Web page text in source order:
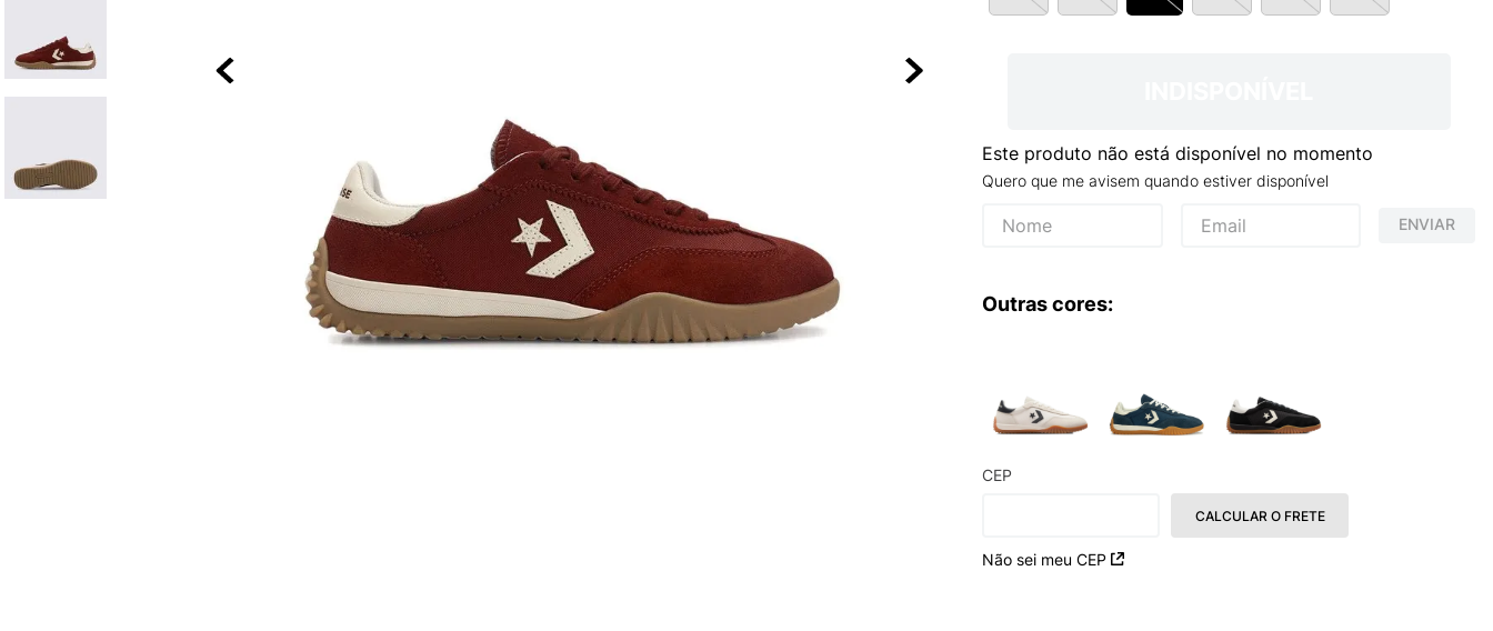
Este produto não está disponível no momento
Quero que me avisem quando estiver disponível
ENVIAR
Outras cores:
CEP
Não sei meu CEP
CALCULAR O FRETE